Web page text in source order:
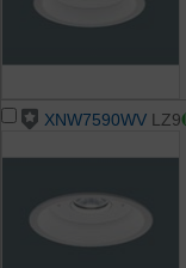
XNW7590WV LZ9